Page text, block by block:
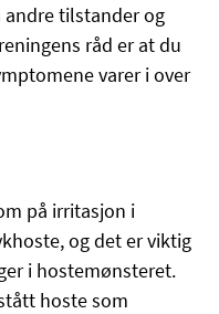
tilstander og
råd er at du
varer i over
på irritasjon i
og det er viktig
i hostemønsteret.
hoste som